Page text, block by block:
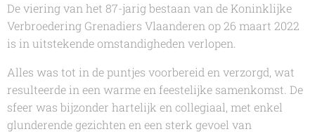
De viering van het 87-jarig bestaan van de Koninklijke
Verbroedering Grenadiers Vlaanderen op 26 maart 2022
is in uitstekende omstandigheden verlopen.
Alles was tot in de puntjes voorbereid en verzorgd, wat
resulteerde in een warme en feestelijke samenkomst. De
sfeer was bijzonder hartelijk en collegiaal, met enkel
glunderende gezichten en een sterk gevoel van